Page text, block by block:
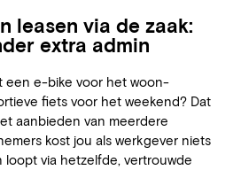
leasen via de zaak:
extra admin
een e-bike voor het woon-
fiets voor het weekend? Dat
aanbieden van meerdere
kost jou als werkgever niets
via hetzelfde, vertrouwde